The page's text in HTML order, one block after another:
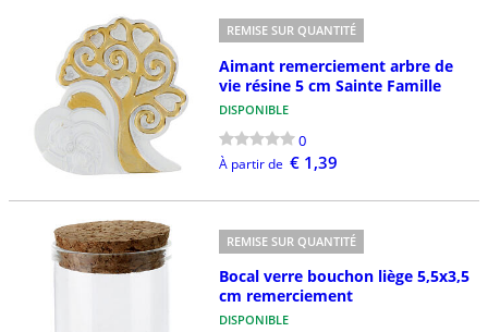
REMISE SUR QUANTITÉ
Aimant remerciement arbre de
vie résine 5 cm Sainte Famille
DISPONIBLE
0
À partir de € 1,39
REMISE SUR QUANTITÉ
Bocal verre bouchon liège 5,5x3,5
cm remerciement
DISPONIBLE